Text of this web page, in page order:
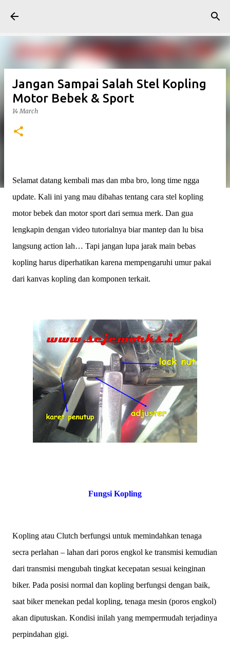
Jangan Sampai Salah Stel Kopling
Motor Bebek & Sport
14 March
Selamat datang kembali mas dan mba bro, long time ngga
update. Kali ini yang mau dibahas tentang cara stel kopling
motor bebek dan motor sport dari semua merk. Dan gua
lengkapin dengan video tutorialnya biar mantep dan lu bisa
langsung action lah… Tapi jangan lupa jarak main bebas
kopling harus diperhatikan karena mempengaruhi umur pakai
dari kanvas kopling dan komponen terkait.
Fungsi Kopling
Kopling atau Clutch berfungsi untuk memindahkan tenaga
secra perlahan – lahan dari poros engkol ke transmisi kemudian
dari transmisi mengubah tingkat kecepatan sesuai keinginan
biker. Pada posisi normal dan kopling berfungsi dengan baik,
saat biker menekan pedal kopling, tenaga mesin (poros engkol)
akan diputuskan. Kondisi inilah yang mempermudah terjadinya
perpindahan gigi.